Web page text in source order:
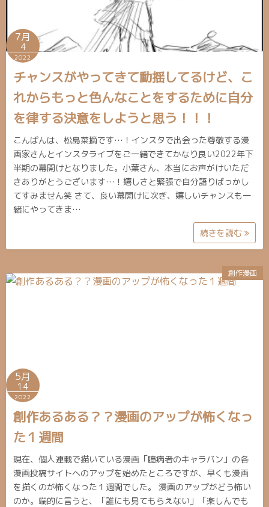
7月
4
2022
チャンスがやってきて動揺してるけど、こ
れからもっと色んなことをするために自分
を律する決意をしようと思う！！！
こんばんは、松島菜摘です…！インスタで出会った尊敬する漫
画家さんとインスタライブをご一緒できてかなり良い2022年下
半期の幕開けとなりました。小葉さん、本当にお声がけいただ
きありがとうございます…！嬉しさと緊張で自分語りばっかし
てすみません笑 さて、良い幕開けに次ぎ、嬉しいチャンスも一
緒にやってきま…
続きを読む
創作漫画
5月
14
2022
創作あるある？？漫画のアップが怖くなっ
た１週間
現在、個人連載で描いている漫画「臆病者のキャラバン」の各
漫画投稿サイトへのアップを始めたところですが、早くも漫画
を描くのが怖くなった１週間でした。 漫画のアップがどう怖い
のか。端的に言うと、「誰にも見てもらえない」「楽しんでも